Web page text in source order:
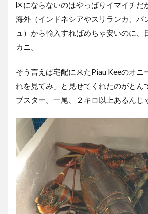
区にならないのはやっぱりイマイチだ
海外（インドネシアやスリランカ、バ
ュ）から輸入すればめちゃ安いのに、
カニ。
そう言えば宅配に来たPiau Keeのオニ
れを見てみ」と見せてくれたのがとん
ブスター。一尾、２キロ以上あるんじ